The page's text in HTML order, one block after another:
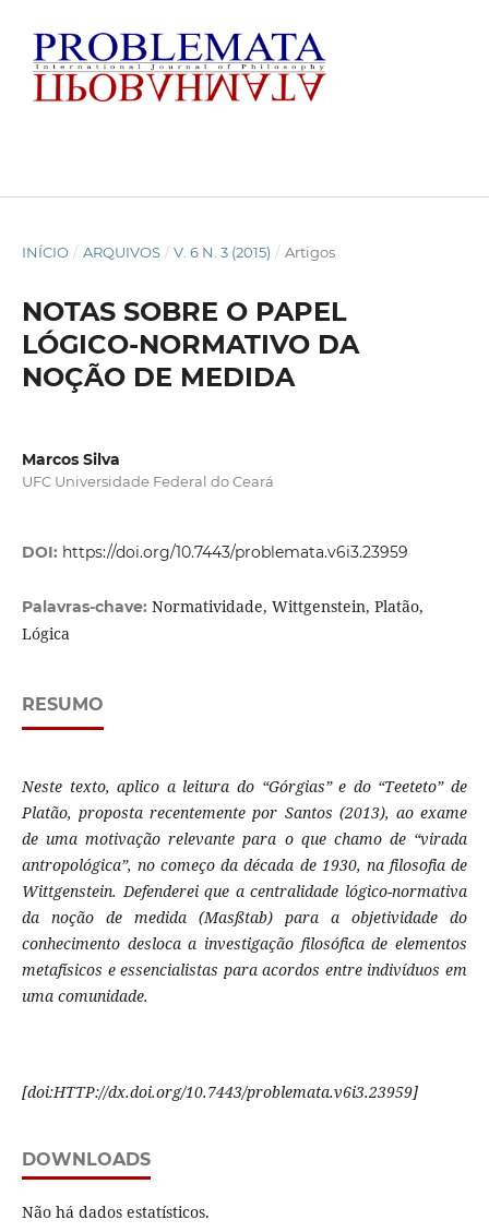
INÍCIO / ARQUIVOS / V. 6 N. 3 (2015) / Artigos
NOTAS SOBRE O PAPEL
LÓGICO-NORMATIVO DA
NOÇÃO DE MEDIDA
Marcos Silva
UFC Universidade Federal do Ceará
DOI: https://doi.org/10.7443/problemata.v6i3.23959
Palavras-chave: Normatividade, Wittgenstein, Platão,
Lógica
RESUMO
Neste texto, aplico a leitura do “Górgias” e do “Teeteto” de
Platão, proposta recentemente por Santos (2013), ao exame
de uma motivação relevante para o que chamo de “virada
antropológica”, no começo da década de 1930, na filosofia de
Wittgenstein. Defenderei que a centralidade lógico-normativa
da noção de medida (Masßtab) para a objetividade do
conhecimento desloca a investigação filosófica de elementos
metafísicos e essencialistas para acordos entre indivíduos em
uma comunidade.
[doi:HTTP://dx.doi.org/10.7443/problemata.v6i3.23959]
DOWNLOADS
Não há dados estatísticos.